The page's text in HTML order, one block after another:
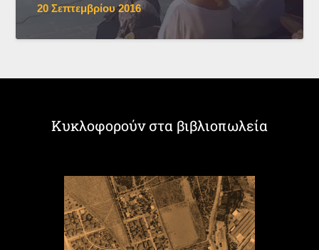
20 Σεπτεμβρίου 2016
Κυκλοφορούν στα βιβλιοπωλεία